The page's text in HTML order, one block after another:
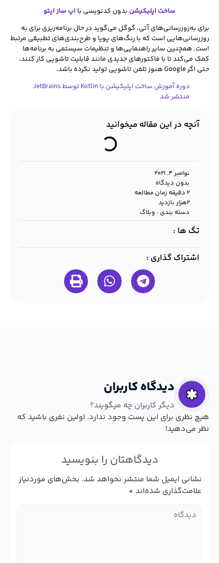
ساخت اپلیکیشن بدون کدنویسی با اپ ساز اپتو
برای به‌روزرسانی‌های آتی، گوگل می‌گوید در حال برنامه‌ریزی برای به‌
روزرسانی‌هایی است که با رنگ‌های پویا و طرح‌بندی‌های تطبیقی ​​مرتبط
است. همچنین سایر راهنمایی‌ها و تنظیمات سیستمی به برنامه‌ها
کمک می‌کند تا با فاکتورهای جدیدی مانند قابلیت تاشویی کار کنند،
حتی اگر Google هنوز تلفن تاشویی تولید نکرده باشد.
دوره آموزش ساخت اپلیکیشن با Kotlin توسط JetBrains
منتشر شد
آنچه در این مقاله میخوانید
نوامبر 4, 2021
بدون دیدگاه
2 دقیقه زمان مطالعه
۲هزار بازدید
دسته بندی : وبلاگ
تگ ها :
اشتراک گذاری :
دیدگاه کاربران
دیگر کاربران چه میگویند؟
هیچ نظری برای این پست وجود ندارد. اولین نفری باشید که
نظر می‌دهید!
دیدگاهتان را بنویسید
نشانی ایمیل شما منتشر نخواهد شد. بخش‌های موردنیاز
علامت‌گذاری شده‌اند *